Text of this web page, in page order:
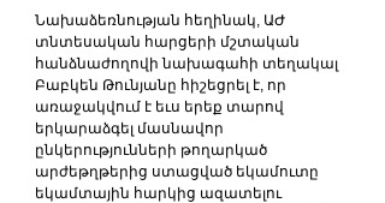
Նախաձեռնության հեղինակ, ԱԺ
տնտեսական հարցերի մշտական
հանձնաժողովի նախագահի տեղակալ
Բաբկեն Թունյանը հիշեցրել է, որ
առաջակվում է եւս երեք տարով
երկարաձգել մասնավոր
ընկերությունների թողարկած
արժեթղթերից ստացված եկամուտը
եկամտային հարկից ազատելու